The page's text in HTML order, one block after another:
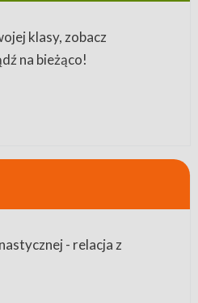
klasy, zobacz
na bieżąco!
- relacja z